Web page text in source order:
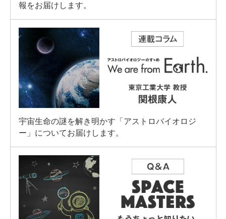
報をお届けします。
宇宙生命の謎を解き明かす「アストロバイオロジ
ー」についてお届けします。